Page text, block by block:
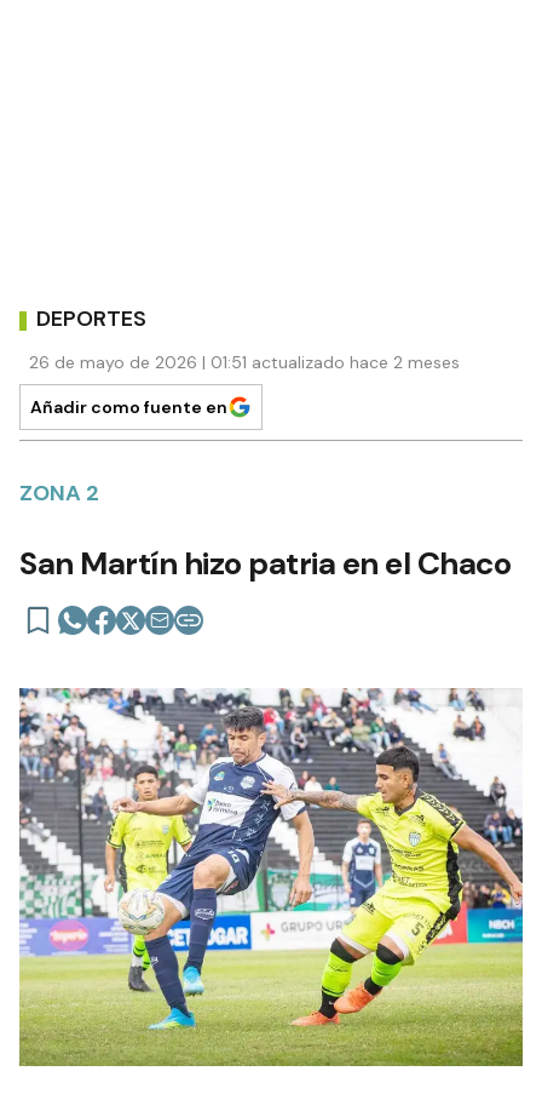
DEPORTES
26 de mayo de 2026 | 01:51 actualizado hace 2 meses
Añadir como fuente en
ZONA 2
San Martín hizo patria en el Chaco